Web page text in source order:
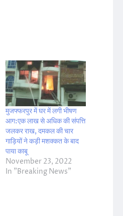
मुजफ्फरपुर में घर में लगी भीषण
आग:एक लाख से अधिक की संपत्ति
जलकर राख, दमकल की चार
गाड़ियों ने कड़ी मशक्कत के बाद
पाया काबू
November 23, 2022
In "Breaking News"